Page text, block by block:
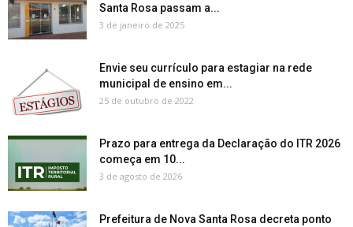
Santa Rosa passam a...
3 de janeiro de 2025
Envie seu currículo para estagiar na rede
municipal de ensino em...
25 de outubro de 2022
Prazo para entrega da Declaração do ITR 2026
começa em 10...
3 de agosto de 2026
Prefeitura de Nova Santa Rosa decreta ponto